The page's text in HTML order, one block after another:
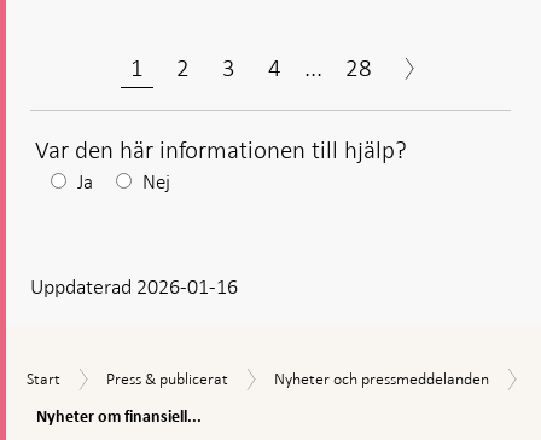
1 2 3 4 ... 28
Var den här informationen till hjälp?
Efter
visas
Ja Nej
Uppdaterad 2026-01-16
Start
Start
Press
publicerat
Press & publicerat
Nyheter
Nyheter och pressmeddelanden
Nyheter
om
Nyheter om finansiell...